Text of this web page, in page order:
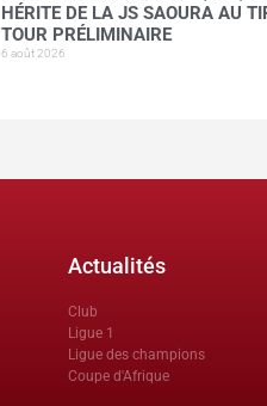
HÉRITE DE LA JS SAOURA AU
TOUR PRÉLIMINAIRE
6 août 2026
Actualités
Club
Ligue 1
Ligue des champions
Coupe d'Afrique